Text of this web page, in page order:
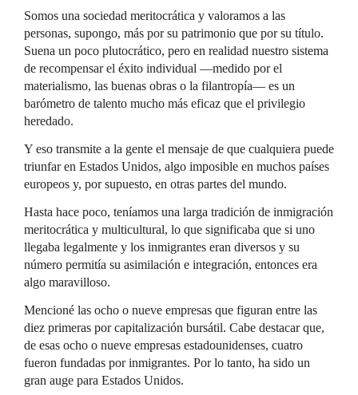
Somos una sociedad meritocrática y valoramos a las
personas, supongo, más por su patrimonio que por su título.
Suena un poco plutocrático, pero en realidad nuestro sistema
de recompensar el éxito individual —medido por el
materialismo, las buenas obras o la filantropía— es un
barómetro de talento mucho más eficaz que el privilegio
heredado.
Y eso transmite a la gente el mensaje de que cualquiera puede
triunfar en Estados Unidos, algo imposible en muchos países
europeos y, por supuesto, en otras partes del mundo.
Hasta hace poco, teníamos una larga tradición de inmigración
meritocrática y multicultural, lo que significaba que si uno
llegaba legalmente y los inmigrantes eran diversos y su
número permitía su asimilación e integración, entonces era
algo maravilloso.
Mencioné las ocho o nueve empresas que figuran entre las
diez primeras por capitalización bursátil. Cabe destacar que,
de esas ocho o nueve empresas estadounidenses, cuatro
fueron fundadas por inmigrantes. Por lo tanto, ha sido un
gran auge para Estados Unidos.